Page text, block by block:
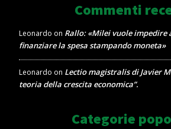
Commenti
Leonardo on Rallo: «Milei vuole impedire
finanziare la spesa stampando moneta»
Leonardo on Lectio magistralis di Javier
teoria della crescita economica”.
Categorie